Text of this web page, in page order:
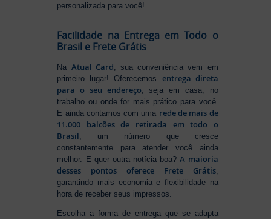
personalizada para você!
Facilidade na Entrega em Todo o
Brasil e Frete Grátis
Na Atual Card, sua conveniência vem em
primeiro lugar! Oferecemos entrega direta
para o seu endereço, seja em casa, no
trabalho ou onde for mais prático para você.
E ainda contamos com uma rede de mais de
11.000 balcões de retirada em todo o
Brasil, um número que cresce
constantemente para atender você ainda
melhor. E quer outra notícia boa?A maioria
desses pontos oferece Frete Grátis,
garantindo mais economia e flexibilidade na
hora de receber seus impressos.
Escolha a forma de entrega que se adapta